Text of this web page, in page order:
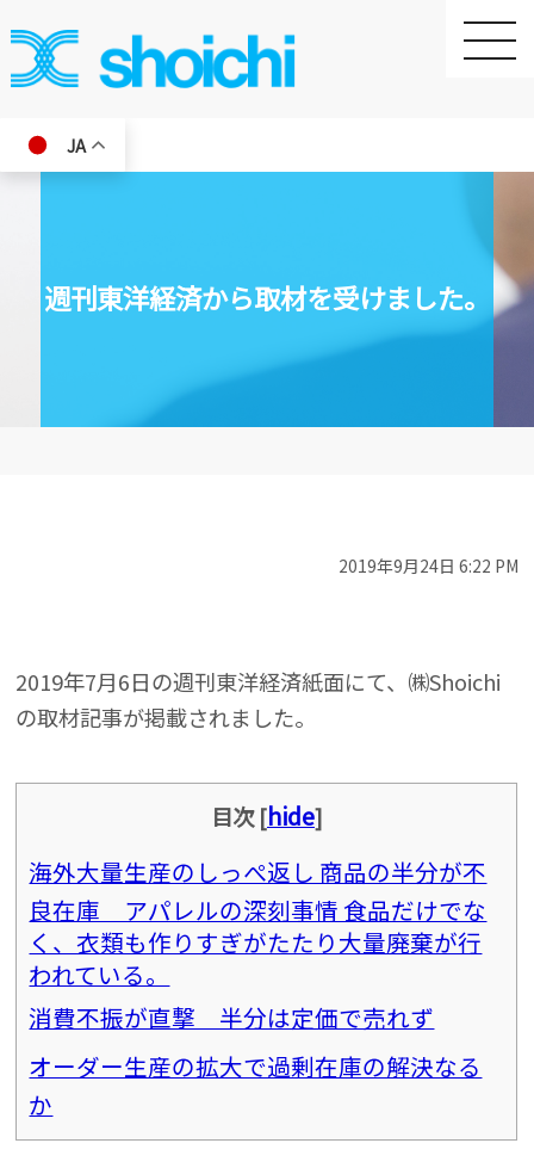
toggle
JA
週刊東洋経済から取材を受けました。
2019年9月24日 6:22 PM
2019年7月6日の週刊東洋経済紙面にて、㈱Shoichi
の取材記事が掲載されました。
目次 [hide]
海外大量生産のしっぺ返し 商品の半分が不
良在庫 アパレルの深刻事情 食品だけでな
く、衣類も作りすぎがたたり大量廃棄が行
われている。
消費不振が直撃 半分は定価で売れず
オーダー生産の拡大で過剰在庫の解決なる
か